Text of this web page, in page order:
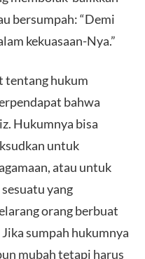
bersumpah: “Demi
kekuasaan-Nya.”
tentang hukum
bahwa
Hukumnya bisa
untuk
atau untuk
yang
orang berbuat
sumpah hukumnya
mubah tetapi harus